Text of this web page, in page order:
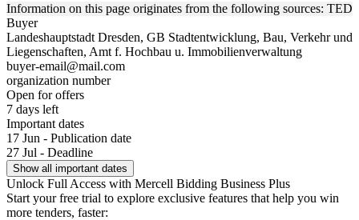
Information on this page originates from the following sources: TED
Buyer
Landeshauptstadt Dresden, GB Stadtentwicklung, Bau, Verkehr und
Liegenschaften, Amt f. Hochbau u. Immobilienverwaltung
buyer-email@mail.com
organization number
Open for offers
7 days left
Important dates
17 Jun - Publication date
27 Jul - Deadline
Show all important dates
Unlock Full Access with Mercell Bidding Business Plus
Start your free trial to explore exclusive features that help you win
more tenders, faster: